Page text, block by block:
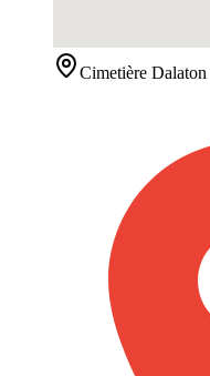
Cimetière Dalaton